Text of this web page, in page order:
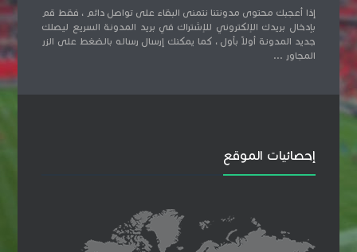
إذا أعجبك محتوى مدونتنا نتمنى البقاء على تواصل دائم ، فقط قم
بإدخال بريدك الإلكتروني للإشتراك في بريد المدونة السريع ليصلك
جديد المدونة أولاً بأول ، كما يمكنك إرسال رساله بالضغط على الزر
المجاور ...
إحصائيات الموقع